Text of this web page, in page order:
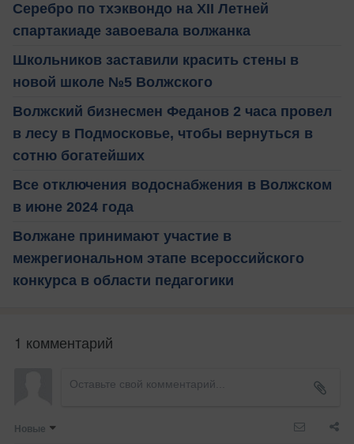
Серебро по тхэквондо на XII Летней
спартакиаде завоевала волжанка
Школьников заставили красить стены в
новой школе №5 Волжского
Волжский бизнесмен Феданов 2 часа провел
в лесу в Подмосковье, чтобы вернуться в
сотню богатейших
Все отключения водоснабжения в Волжском
в июне 2024 года
Волжане принимают участие в
межрегиональном этапе всероссийского
конкурса в области педагогики
1 комментарий
Новые